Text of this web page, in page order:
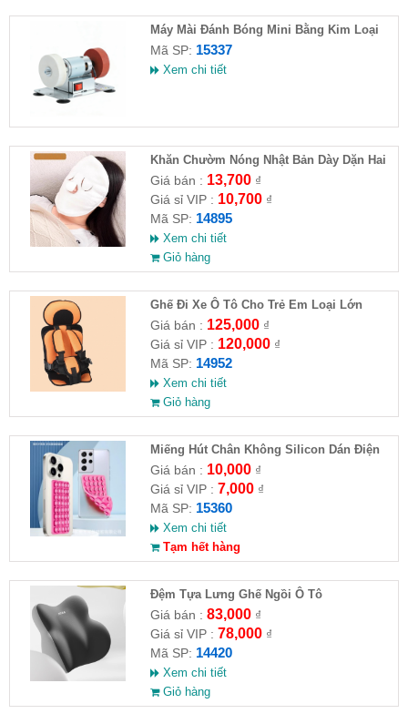
Máy Mài Đánh Bóng Mini Bằng Kim Loại
Mã SP: 15337
Xem chi tiết
Khăn Chườm Nóng Nhật Bản Dày Dặn Hai
Lớp
Giá bán : 13,700₫
Giá sỉ VIP : 10,700₫
Mã SP: 14895
Xem chi tiết
Giỏ hàng
Ghế Đi Xe Ô Tô Cho Trẻ Em Loại Lớn
56x24x36
Giá bán : 125,000₫
Giá sỉ VIP : 120,000₫
Mã SP: 14952
Xem chi tiết
Giỏ hàng
Miếng Hút Chân Không Silicon Dán Điện
Thoại
Giá bán : 10,000₫
Giá sỉ VIP : 7,000₫
Mã SP: 15360
Xem chi tiết
Tạm hết hàng
Đệm Tựa Lưng Ghế Ngồi Ô Tô
Giá bán : 83,000₫
Giá sỉ VIP : 78,000₫
Mã SP: 14420
Xem chi tiết
Giỏ hàng